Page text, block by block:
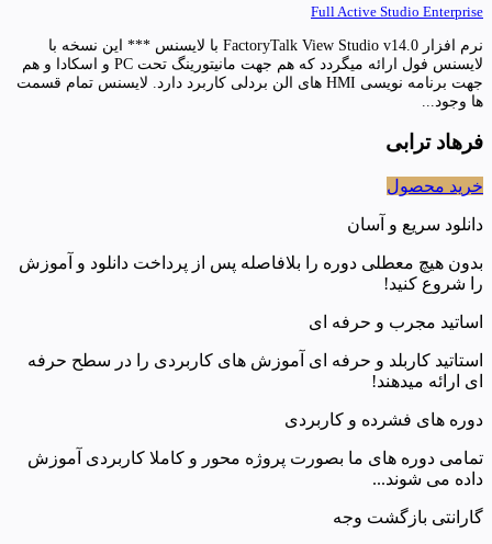
Full Active Studio Enterprise
نرم افزار FactoryTalk View Studio v14.0 با لایسنس *** این نسخه با
لایسنس فول ارائه میگردد که هم جهت مانیتورینگ تحت PC و اسکادا و هم
جهت برنامه نویسی HMI های الن بردلی کاربرد دارد. لایسنس تمام قسمت
ها وجود...
فرهاد ترابی
خرید محصول
دانلود سریع و آسان
بدون هیچ معطلی دوره را بلافاصله پس از پرداخت دانلود و آموزش
را شروع کنید!
اساتید مجرب و حرفه ای
استاتید کاربلد و حرفه ای آموزش های کاربردی را در سطح حرفه
ای ارائه میدهند!
دوره های فشرده و کاربردی
تمامی دوره های ما بصورت پروژه محور و کاملا کاربردی آموزش
داده می شوند...
گارانتی بازگشت وجه